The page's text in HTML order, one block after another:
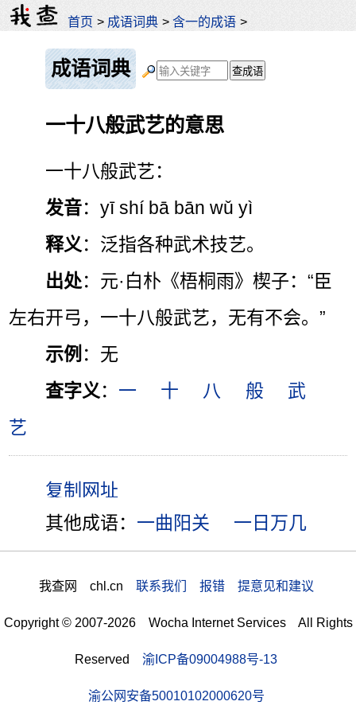
首页 > 成语词典 >含一的成语 >
成语词典
一十八般武艺的意思
一十八般武艺：
发音：yī shí bā bān wǔ yì
释义 ：泛指各种武术技艺。
出处：元·白朴《梧桐雨》楔子：“臣
左右开弓，一十八般武艺，无有不会。”
示例 ：无
查字义 ： 一 十 八 般
武
艺
其他成语： 一曲阳关 一日万几
我查网 chl.cn 联系我们 报错 提意见和建议
Copyright © 2007-2026 Wocha Internet Services All Rights
Reserved 渝ICP备09004988号-13
渝公网安备50010102000620号